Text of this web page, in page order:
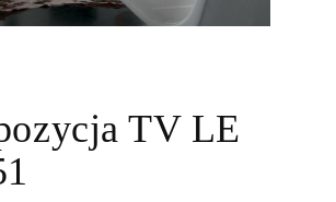
TV LE